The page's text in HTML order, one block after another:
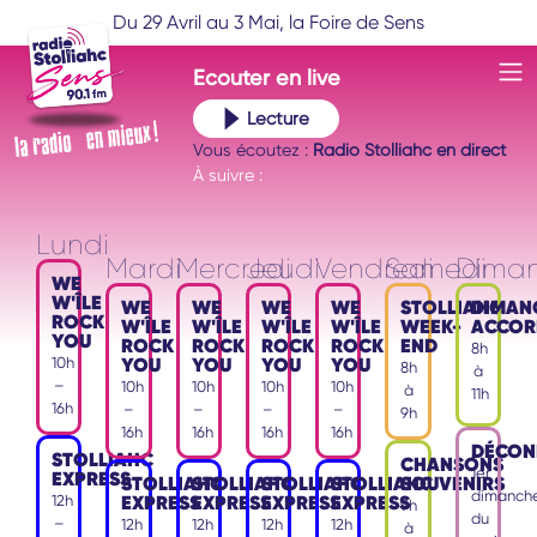
Du 29 Avril au 3 Mai, la Foire de Sens
Ecouteren live
Lecture
Vous écoutez : Radio Stolliahc en direct
À suivre :
Lundi
WE
W'ÎLE
ROCK
YOU
10h
–
16h
STOLLIAHC
EXPRESS
12h
–
Mardi
WE
W'ÎLE
ROCK
YOU
10h
–
16h
STOLLIAHC
EXPRESS
12h
Mercredi
WE
W'ÎLE
ROCK
YOU
10h
–
16h
STOLLIAHC
EXPRESS
12h
Jeudi
WE
W'ÎLE
ROCK
YOU
10h
–
16h
STOLLIAHC
EXPRESS
12h
Vendredi
WE
W'ÎLE
ROCK
YOU
10h
–
16h
STOLLIAHC
EXPRESS
12h
Samedi
STOLLIAHC
WEEK-
END
8h
à
9h
CHANSONS
SOUVENIRS
9h
à
8h
à
11h
1er
du